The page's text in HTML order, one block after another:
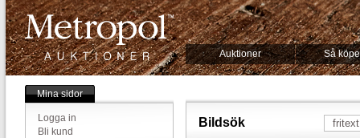
Auktioner Så
Mina sidor
Logga in
Bli kund
Bildsök